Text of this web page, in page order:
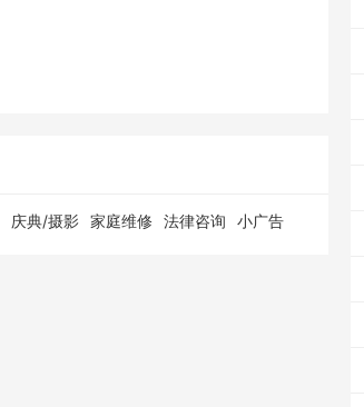
庆典/摄影 家庭维修 法律咨询 小广告